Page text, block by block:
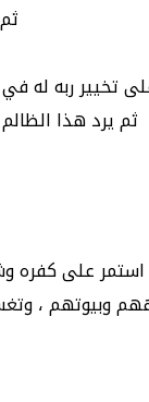
تخيير ربه له
ثم يرد هذا
على كفره
وبيوتهم ،